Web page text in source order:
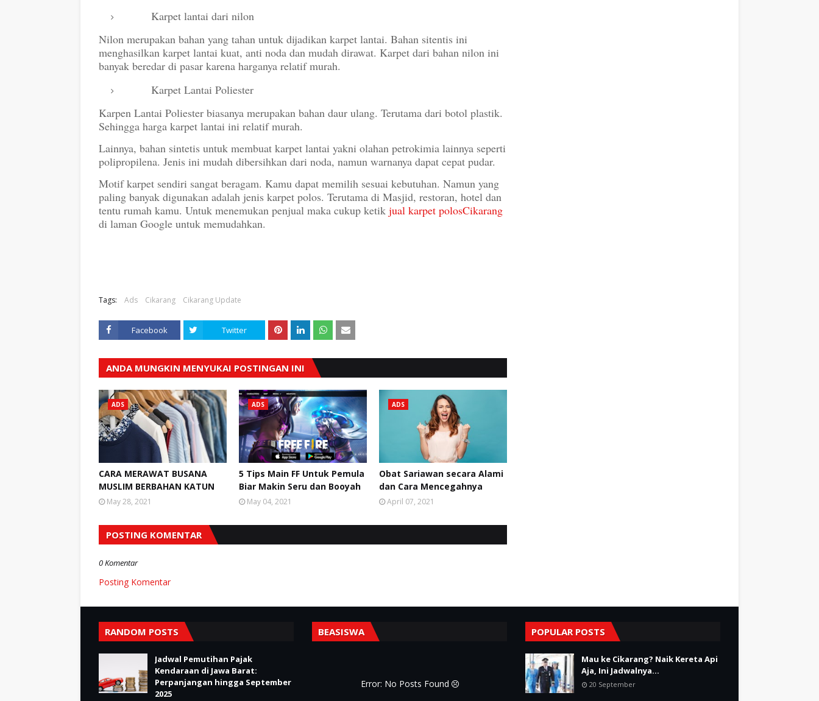
Karpet lantai dari nilon
Nilon merupakan bahan yang tahan untuk dijadikan karpet lantai. Bahan sitentis ini
menghasilkan karpet lantai kuat, anti noda dan mudah dirawat. Karpet dari bahan nilon ini
banyak beredar di pasar karena harganya relatif murah.
Karpet Lantai Poliester
Karpen Lantai Poliester biasanya merupakan bahan daur ulang. Terutama dari botol plastik.
Sehingga harga karpet lantai ini relatif murah.
Lainnya, bahan sintetis untuk membuat karpet lantai yakni olahan petrokimia lainnya seperti
polipropilena. Jenis ini mudah dibersihkan dari noda, namun warnanya dapat cepat pudar.
Motif karpet sendiri sangat beragam. Kamu dapat memilih sesuai kebutuhan. Namun yang
paling banyak digunakan adalah jenis karpet polos. Terutama di Masjid, restoran, hotel dan
tentu rumah kamu. Untuk menemukan penjual maka cukup ketik jual karpet polosCikarang
di laman Google untuk memudahkan.
Tags: Ads Cikarang Cikarang Update
Facebook Twitter
ANDA MUNGKIN MENYUKAI POSTINGAN INI
ADS
CARA MERAWAT BUSANA
MUSLIM BERBAHAN KATUN
May 28, 2021
ADS
5 Tips Main FF Untuk Pemula
Biar Makin Seru dan Booyah
May 04, 2021
ADS
Obat Sariawan secara Alami
dan Cara Mencegahnya
April 07, 2021
POSTING KOMENTAR
0 Komentar
Posting Komentar
RANDOM POSTS
Jadwal Pemutihan Pajak
Kendaraan di Jawa Barat:
Perpanjangan hingga September
2025
BEASISWA
Error: No Posts Found
POPULAR POSTS
Mau ke Cikarang? Naik Kereta Api
Aja, Ini Jadwalnya...
20 September